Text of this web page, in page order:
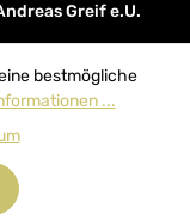
Greif e.U.
bestmögliche
...